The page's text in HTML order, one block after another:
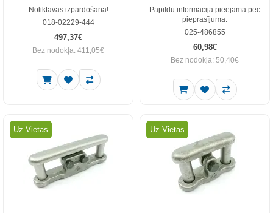
Noliktavas izpārdošana!
018-02229-444
497,37€
Bez nodokļa: 411,05€
Papildu informācija pieejama pēc
pieprasījuma.
025-486855
60,98€
Bez nodokļa: 50,40€
Uz Vietas Uz Vietas